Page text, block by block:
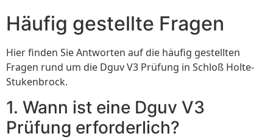
Häufig gestellte Fragen
Hier finden Sie Antworten auf die häufig gestellten
Fragen rund um die Dguv V3 Prüfung in Schloß Holte-
Stukenbrock.
1. Wann ist eine Dguv V3
Prüfung erforderlich?